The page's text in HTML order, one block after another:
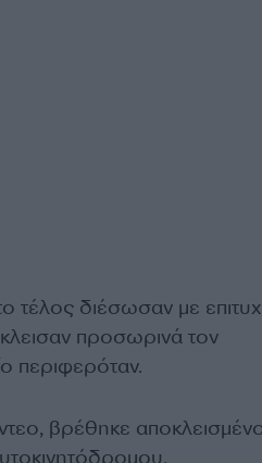
τέλος διέσωσαν με
προσωρινά τον
περιφερόταν.
βρέθηκε